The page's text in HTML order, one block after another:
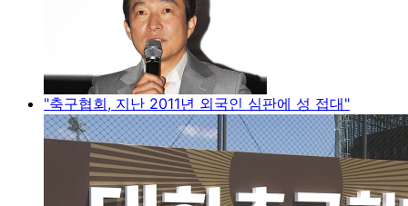
"축구협회, 지난 2011년 외국인 심판에 성 접대"